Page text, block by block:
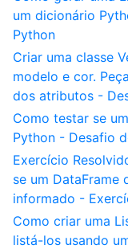
um dicionário
Python
Criar uma classe
modelo e cor.
dos atributos -
Como testar se
Python - Desafio
Exercício
se um DataFrame
informado -
Como criar uma
listá-los usando